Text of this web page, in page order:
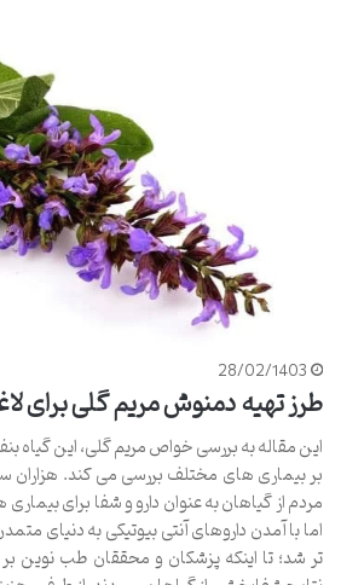
28/02/1403
طرز تهیه دمنوش مریم گلی برای
این مقاله به بررسی خواص مریم گلی، این گیاه
بر بیماری های مختلف بررسی می کند. هزاران
مردم از گیاهان به عنوان دارو و شفا برای
اما با آمدن داروهای آنتی بیوتیکی به دنیای
تر شد؛ تا اینکه پزشکان و محققان طب نوین